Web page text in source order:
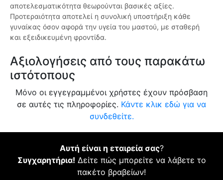
αποτελεσματικότητα θεωρούνται βασικές αξίες.
Προτεραιότητα αποτελεί η συνολική υποστήριξη κάθε
γυναίκας όσον αφορά την υγεία του μαστού, με σταθερή
και εξειδικευμένη φροντίδα.
Αξιολογήσεις από τους παρακάτω
ιστότοπους
Μόνο οι εγγεγραμμένοι χρήστες έχουν πρόσβαση
σε αυτές τις πληροφορίες. Κάντε κλικ εδώ για να
συνδεθείτε.
Αυτή είναι η εταιρεία σας?
Συγχαρητήρια! Δείτε πώς μπορείτε να λάβετε το
πακέτο βραβείων!